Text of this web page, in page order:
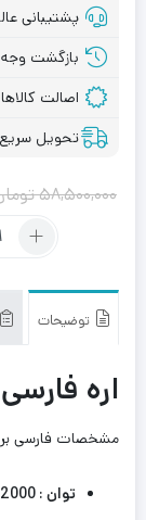
پشتیبانی عالی ۲۴ ساعته، ۷
بازگشت
اصالت کالاها
تحویل
58,500,000
توضیحات
اره
مشخصات فارسی بر
توان : 2000 وات